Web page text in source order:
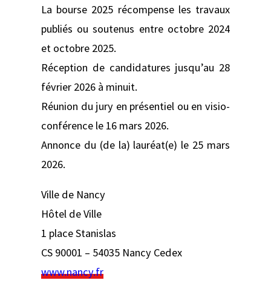
La bourse 2025 récompense les travaux
publiés ou soutenus entre octobre 2024
et octobre 2025.
Réception de candidatures jusqu’au 28
février 2026 à minuit.
Réunion du jury en présentiel ou en visio-
conférence le 16 mars 2026.
Annonce du (de la) lauréat(e) le 25 mars
2026.
Ville de Nancy
Hôtel de Ville
1 place Stanislas
CS 90001 – 54035 Nancy Cedex
www.nancy.fr